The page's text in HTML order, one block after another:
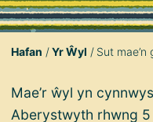
Hafan Yr Ŵyl Sut mae’n
Mae’r ŵyl yn
Aberystwyth rhwng